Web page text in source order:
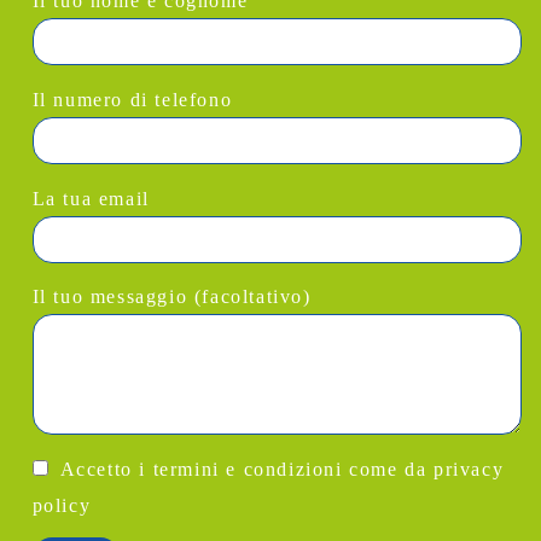
Il numero di telefono
La tua email
Il tuo messaggio (facoltativo)
Accetto i termini e condizioni come daprivacy
policy